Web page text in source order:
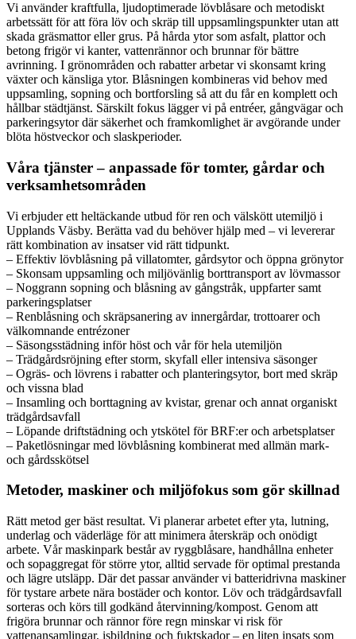
Vi använder kraftfulla, ljudoptimerade lövblåsare och metodiskt
arbetssätt för att föra löv och skräp till uppsamlingspunkter utan att
skada gräsmattor eller grus. På hårda ytor som asfalt, plattor och
betong frigör vi kanter, vattenrännor och brunnar för bättre
avrinning. I grönområden och rabatter arbetar vi skonsamt kring
växter och känsliga ytor. Blåsningen kombineras vid behov med
uppsamling, sopning och bortforsling så att du får en komplett och
hållbar städtjänst. Särskilt fokus lägger vi på entréer, gångvägar och
parkeringsytor där säkerhet och framkomlighet är avgörande under
blöta höstveckor och slaskperioder.
Våra tjänster – anpassade för tomter, gårdar och
verksamhetsområden
Vi erbjuder ett heltäckande utbud för ren och välskött utemiljö i
Upplands Väsby. Berätta vad du behöver hjälp med – vi levererar
rätt kombination av insatser vid rätt tidpunkt.
– Effektiv lövblåsning på villatomter, gårdsytor och öppna grönytor
– Skonsam uppsamling och miljövänlig borttransport av lövmassor
– Noggrann sopning och blåsning av gångstråk, uppfarter samt
parkeringsplatser
– Renblåsning och skräpsanering av innergårdar, trottoarer och
välkomnande entrézoner
– Säsongsstädning inför höst och vår för hela utemiljön
– Trädgårdsröjning efter storm, skyfall eller intensiva säsonger
– Ogräs- och lövrens i rabatter och planteringsytor, bort med skräp
och vissna blad
– Insamling och borttagning av kvistar, grenar och annat organiskt
trädgårdsavfall
– Löpande driftstädning och ytskötel för BRF:er och arbetsplatser
– Paketlösningar med lövblåsning kombinerat med allmän mark-
och gårdsskötsel
Metoder, maskiner och miljöfokus som gör skillnad
Rätt metod ger bäst resultat. Vi planerar arbetet efter yta, lutning,
underlag och väderläge för att minimera återskräp och onödigt
arbete. Vår maskinpark består av ryggblåsare, handhållna enheter
och sopaggregat för större ytor, alltid servade för optimal prestanda
och lägre utsläpp. Där det passar använder vi batteridrivna maskiner
för tystare arbete nära bostäder och kontor. Löv och trädgårdsavfall
sorteras och körs till godkänd återvinning/kompost. Genom att
frigöra brunnar och rännor före regn minskar vi risk för
vattenansamlingar, isbildning och fuktskador – en liten insats som